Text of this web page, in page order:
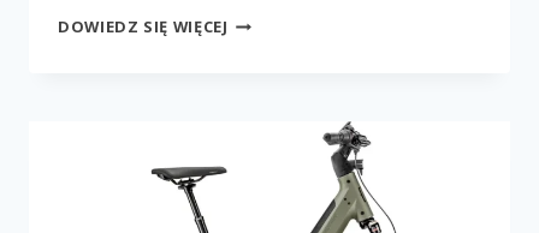
DOWIEDZ SIĘ WIĘCEJ MACINA